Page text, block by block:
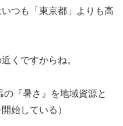
つも「東京都」よりも高
くですからね。
『暑さ』を地域資源と
始している）